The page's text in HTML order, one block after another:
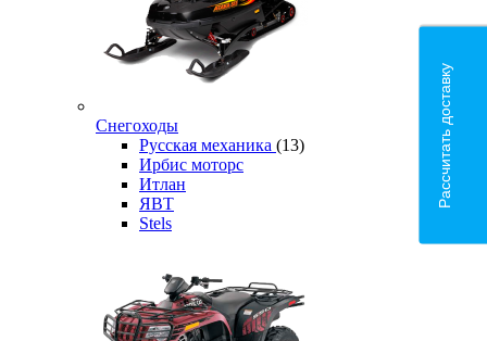
Снегоходы
Русская механика (13)
Ирбис моторс
Итлан
ЯВТ
Stels
Рассчитать доставку